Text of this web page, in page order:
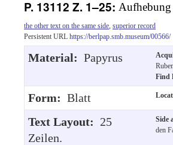
P. 13112 Z. 1–25: Aufhebung
the other text on the same side superior record
Persistent URL https://berlpap.smb.museum/00566/
Material: Papyrus
Find
Form: Blatt
Text Layout: 25
Zeilen.
Side
den